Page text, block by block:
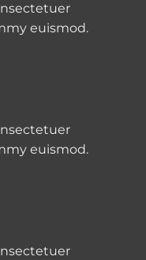
euismod.
euismod.